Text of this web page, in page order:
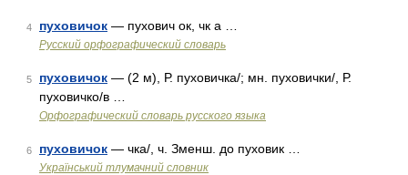
4 пуховичок — пухович ок, чк а …
Русский орфографический словарь
5 пуховичок — (2 м), Р. пуховичка/; мн. пуховички/, Р.
пуховичко/в …
Орфографический словарь русского языка
6 пуховичок — чка/, ч. Зменш. до пуховик …
Український тлумачний словник